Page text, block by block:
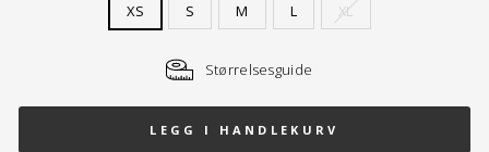
XS S M L XL
Størrelsesguide
LEGG I HANDLEKURV